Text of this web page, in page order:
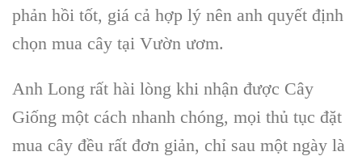
phản hồi tốt, giá cả hợp lý nên anh quyết định
chọn mua cây tại Vườn ươm.
Anh Long rất hài lòng khi nhận được Cây
Giống một cách nhanh chóng, mọi thủ tục đặt
mua cây đều rất đơn giản, chỉ sau một ngày là